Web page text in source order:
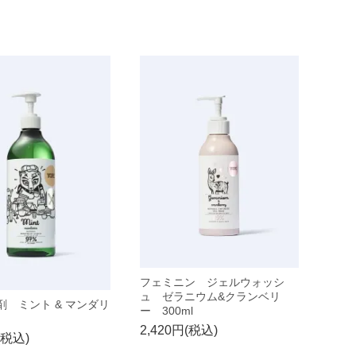
ミント & マンダリ
込)
フェミニン ジェルウォッシ
ュ ゼラニウム&クランベリ
ー 300ml
2,420円(税込)